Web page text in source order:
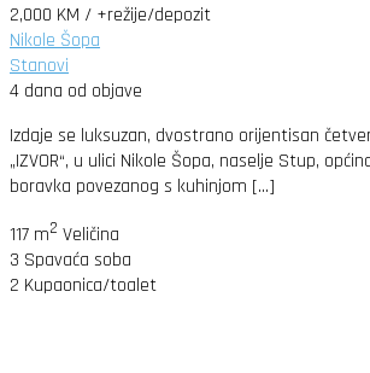
2,000 KM / +režije/depozit
Nikole Šopa
Stanovi
4 dana od objave
Izdaje se luksuzan, dvostrano orijentisan
„IZVOR“, u ulici Nikole Šopa, naselje Stup,
boravka povezanog s kuhinjom […]
117 m2 Veličina
3 Spavaća soba
2 Kupaonica/toalet